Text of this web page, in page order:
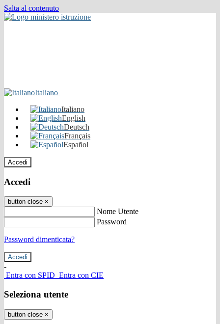
Salta al contenuto
Italiano
Italiano
English
Deutsch
Français
Español
Accedi
Accedi
button close ×
Nome Utente
Password
Password dimenticata?
-
Entra con SPID Entra con CIE
Seleziona utente
button close ×